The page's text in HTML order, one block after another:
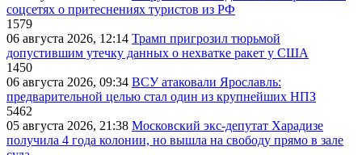
соцсетях о притеснениях туристов из РФ
1579
06 августа 2026, 12:14 Трамп пригрозил тюрьмой
допустившим утечку данных о нехватке ракет у США
1450
06 августа 2026, 09:34 ВСУ атаковали Ярославль:
предварительной целью стал один из крупнейших НПЗ
5462
05 августа 2026, 21:38 Московский экс-депутат Харадизе
получила 4 года колонии, но вышла на свободу прямо в зале